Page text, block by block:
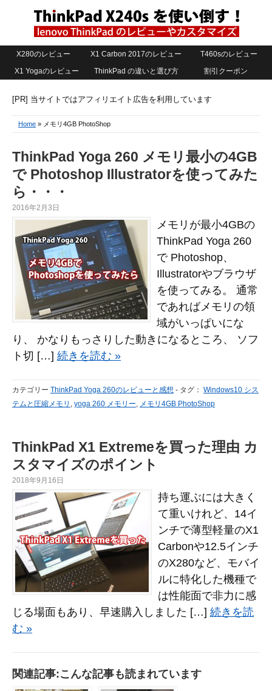
X280のレビュー X1 Carbon 2017のレビュー
T460sのレビュー
X1 Yogaのレビュー
ThinkPad の違いと選び方 割引クーポン
[PR] 当サイトではアフィリエイト広告を利用しています
Home » メモリ4GB PhotoShop
ThinkPad Yoga 260 メモリ最小の4GB
で Photoshop Illustratorを使ってみた
ら・・・
2016年2月3日
メモリが最小4GBの
ThinkPad Yoga 260
で Photoshop、
Illustratorやブラウザ
を使ってみる。 通常
であればメモリの領
域がいっぱいにな
り、 かなりもっさりした動きになるところ、 ソフ
ト切 […] 続きを読む »
カテゴリー ThinkPad Yoga 260のレビューと感想 - タグ： Windows10 シス
テムと圧縮メモリ , yoga 260 メモリー, メモリ4GB PhotoShop
ThinkPad X1 Extremeを買った理由 カ
スタマイズのポイント
2018年9月16日
持ち運ぶには大きく
て重いけれど、14イ
ンチで薄型軽量のX1
Carbonや12.5インチ
のX280など、モバイ
ルに特化した機種で
は性能面で非力に感
じる場面もあり、早速購入しました […] 続きを読
む »
関連記事:こんな記事も読まれています